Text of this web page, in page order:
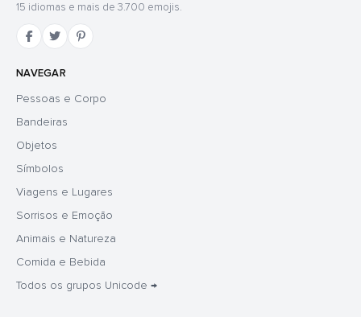
15 idiomas e mais de 3.700 emojis.
NAVEGAR
Pessoas e Corpo
Bandeiras
Objetos
Símbolos
Viagens e Lugares
Sorrisos e Emoção
Animais e Natureza
Comida e Bebida
Todos os grupos Unicode →